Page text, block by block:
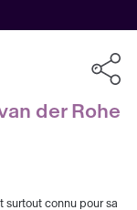
der Rohe
surtout connu pour sa